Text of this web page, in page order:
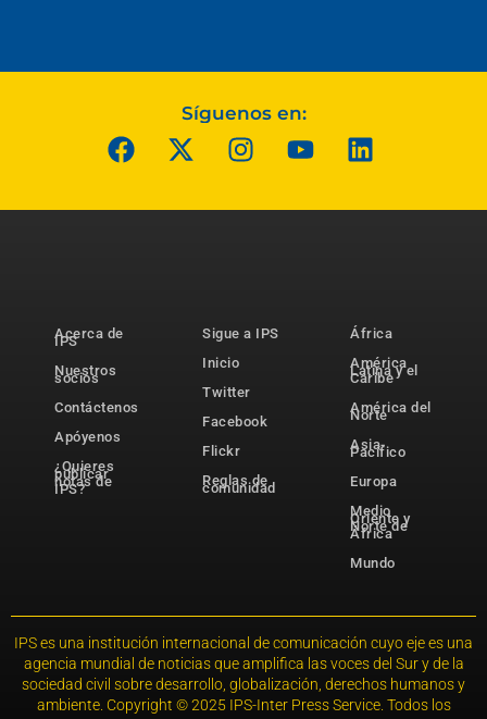
Síguenos en:
Acerca de
IPS
Nuestros
socios
Contáctenos
Apóyenos
¿Quieres
publicar
notas de
IPS?
Sigue a IPS
Inicio
Twitter
Facebook
Flickr
Reglas de
comunidad
África
América
Latina y el
Caribe
América del
Norte
Asia-
Pacífico
Europa
Medio
Oriente y
Norte de
África
Mundo
IPS es una institución internacional de comunicación cuyo eje es una
agencia mundial de noticias que amplifica las voces del Sur y de la
sociedad civil sobre desarrollo, globalización, derechos humanos y
ambiente. Copyright © 2025 IPS-Inter Press Service. Todos los